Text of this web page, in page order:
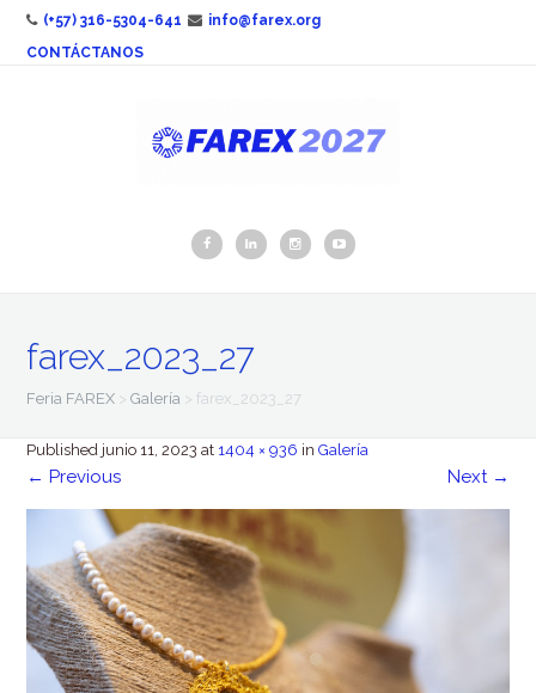
(+57) 316-5304-641
info@farex.org
CONTÁCTANOS
farex_2023_27
Feria FAREX >Galería >farex_2023_27
Published junio 11, 2023 at 1404 × 936 inGalería
← Previous Next →